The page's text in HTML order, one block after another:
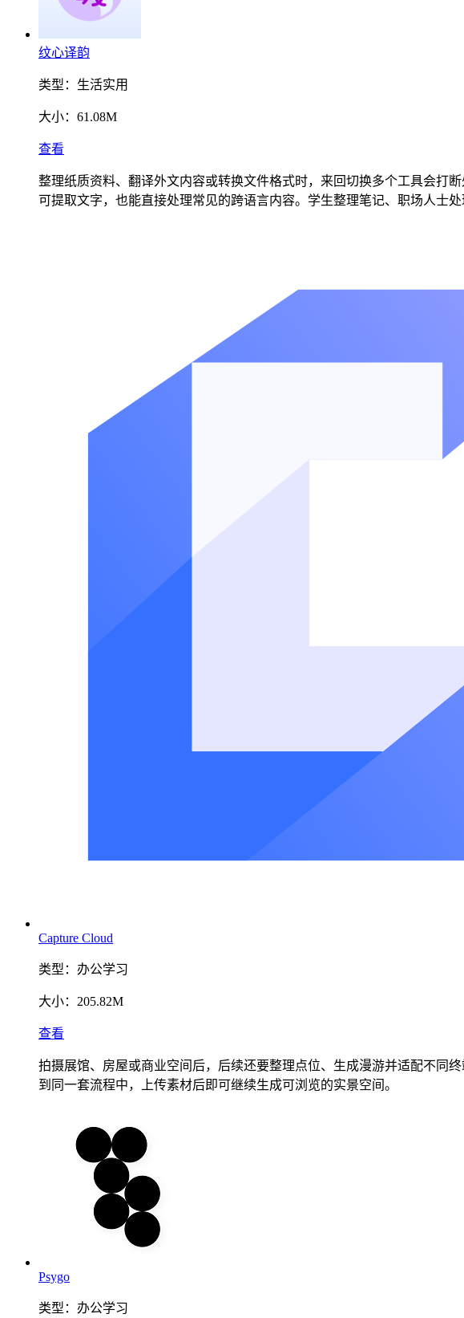
纹心译韵
类型： 生活实用
大小： 61.08M
查看
整理纸质资料、翻译外文内容或转换文件格式时，来回切换多个工具会打
可提取文字，也能直接处理常见的跨语言内容。学生整理笔记、职场人士
Capture Cloud
类型： 办公学习
大小： 205.82M
查看
拍摄展馆、房屋或商业空间后，后续还要整理点位、生成漫游并适配不同
到同一套流程中，上传素材后即可继续生成可浏览的实景空间。
Psygo
类型： 办公学习